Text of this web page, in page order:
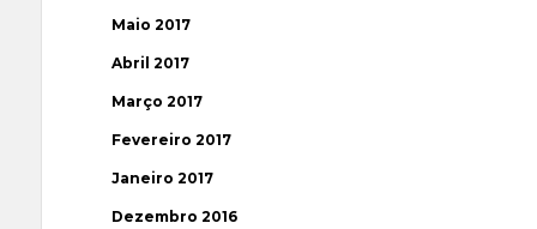
Maio 2017
Abril 2017
Março 2017
Fevereiro 2017
Janeiro 2017
Dezembro 2016